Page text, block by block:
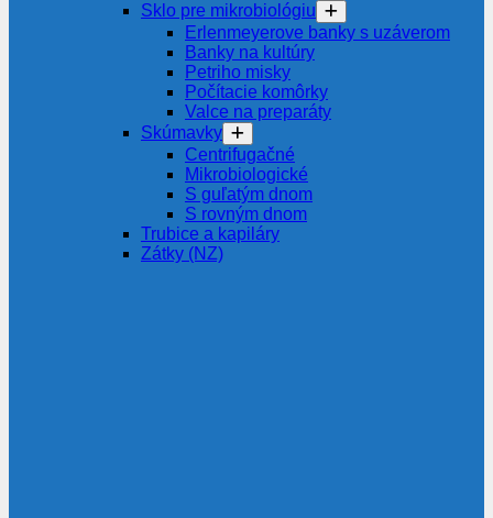
Sklo pre mikrobiológiu
Erlenmeyerove banky s uzáverom
Banky na kultúry
Petriho misky
Počítacie komôrky
Valce na preparáty
Skúmavky
Centrifugačné
Mikrobiologické
S guľatým dnom
S rovným dnom
Trubice a kapiláry
Zátky (NZ)